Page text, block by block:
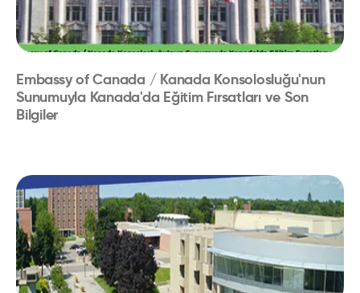
Embassy of Canada / Kanada Konsolosluğu'nun
Sunumuyla Kanada'da Eğitim Fırsatları ve Son
Bilgiler